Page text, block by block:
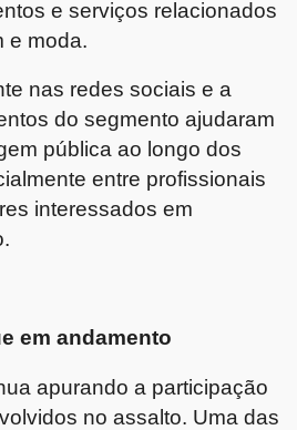
e serviços relacionados
e moda.
nas redes sociais e a
do segmento ajudaram
pública ao longo dos
entre profissionais
interessados em
em andamento
apurando a participação
no assalto. Uma das